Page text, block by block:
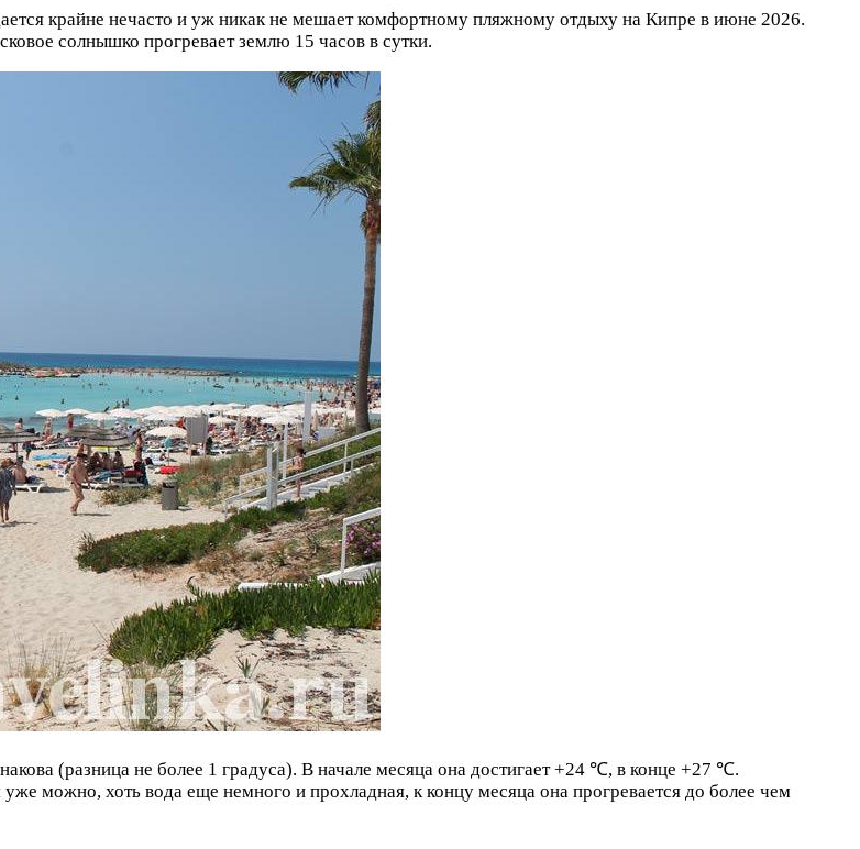
крайне нечасто и уж никак не мешает комфортному пляжному отдыху на Кипре в июне 2026.
солнышко прогревает землю 15 часов в сутки.
(разница не более 1 градуса). В начале месяца она достигает +24 ℃, в конце +27 ℃.
можно, хоть вода еще немного и прохладная, к концу месяца она прогревается до более чем